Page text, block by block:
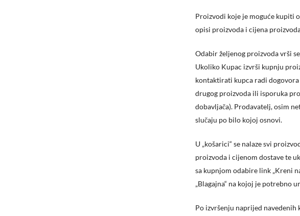
Proizvodi koje je moguće kupiti
opisi proizvoda i cijena
Odabir željenog proizvoda vrši
Ukoliko Kupac izvrši kupnju
kontaktirati kupca radi
drugog proizvoda ili isporuka
dobavljača). Prodavatelj, osim
slučaju po bilo kojoj osnovi.
U „košarici“ se nalaze svi
proizvoda i cijenom dostave te
sa kupnjom odabire link „Kreni
„Blagajna“ na kojoj je potrebno
Po izvršenju naprijed navedenih